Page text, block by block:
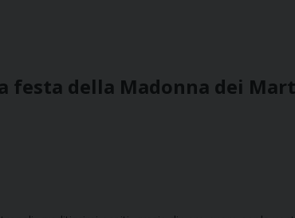
festa della Madonna dei